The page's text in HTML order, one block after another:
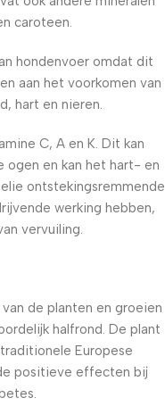
caroteen.
hondenvoer omdat dit
aan het voorkomen van
hart en nieren.
C, A en K. Dit kan
ogen en kan het hart- en
ontstekingsremmende
werking hebben,
vervuiling.
de planten en groeien
halfrond. De plant
Europese
positieve effecten bij